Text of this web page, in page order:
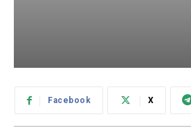
Facebook X